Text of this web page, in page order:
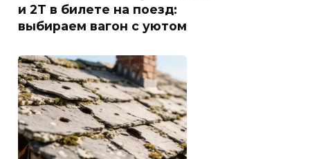
и 2Т в билете на поезд:
выбираем вагон с уютом